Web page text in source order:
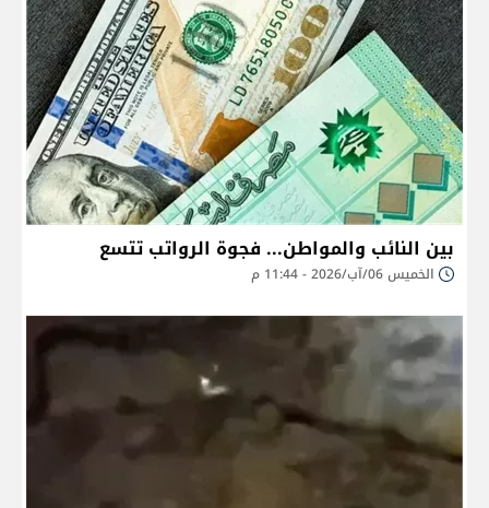
بين النائب والمواطن... فجوة الرواتب تتسع
الخميس 06/آب/2026 - 11:44 م